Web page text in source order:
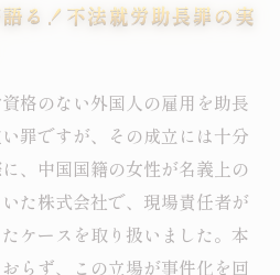
る！不法就労助長罪の実
格のない外国人の雇用を助長
罪ですが、その成立には十分
、中国国籍の女性が名義上の
た株式会社で、現場責任者が
ケースを取り扱いました。本
らず、この立場が事件化を回